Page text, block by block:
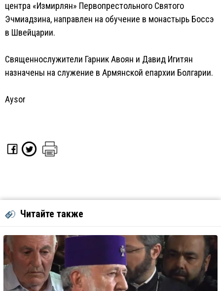
центра «Измирлян» Первопрестольного Святого
Эчмиадзина, направлен на обучение в монастырь Боссэ
в Швейцарии.
Священнослужители Гарник Авоян и Давид Игитян
назначены на служение в Армянской епархии Болгарии.
Aysor
Читайте также